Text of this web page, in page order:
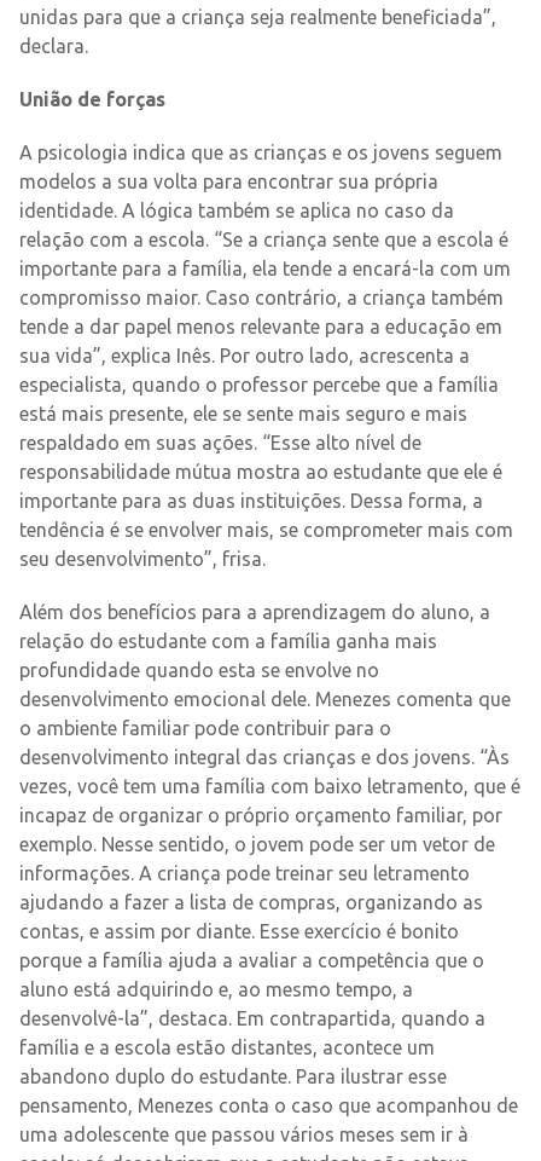
unidas para que a criança seja realmente beneficiada”,
declara.
União de forças
A psicologia indica que as crianças e os jovens seguem
modelos a sua volta para encontrar sua própria
identidade. A lógica também se aplica no caso da
relação com a escola. “Se a criança sente que a escola é
importante para a família, ela tende a encará-la com um
compromisso maior. Caso contrário, a criança também
tende a dar papel menos relevante para a educação em
sua vida”, explica Inês. Por outro lado, acrescenta a
especialista, quando o professor percebe que a família
está mais presente, ele se sente mais seguro e mais
respaldado em suas ações. “Esse alto nível de
responsabilidade mútua mostra ao estudante que ele é
importante para as duas instituições. Dessa forma, a
tendência é se envolver mais, se comprometer mais com
seu desenvolvimento”, frisa.
Além dos benefícios para a aprendizagem do aluno, a
relação do estudante com a família ganha mais
profundidade quando esta se envolve no
desenvolvimento emocional dele. Menezes comenta que
o ambiente familiar pode contribuir para o
desenvolvimento integral das crianças e dos jovens. “Às
vezes, você tem uma família com baixo letramento, que é
incapaz de organizar o próprio orçamento familiar, por
exemplo. Nesse sentido, o jovem pode ser um vetor de
informações. A criança pode treinar seu letramento
ajudando a fazer a lista de compras, organizando as
contas, e assim por diante. Esse exercício é bonito
porque a família ajuda a avaliar a competência que o
aluno está adquirindo e, ao mesmo tempo, a
desenvolvê-la”, destaca. Em contrapartida, quando a
família e a escola estão distantes, acontece um
abandono duplo do estudante. Para ilustrar esse
pensamento, Menezes conta o caso que acompanhou de
uma adolescente que passou vários meses sem ir à